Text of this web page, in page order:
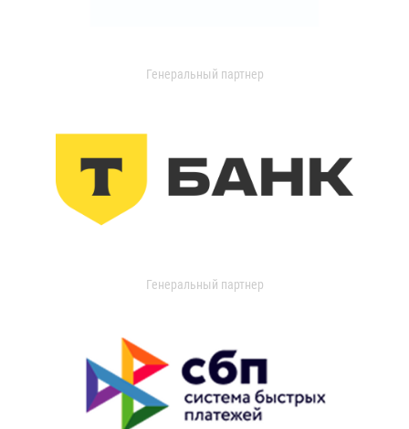
Генеральный партнер
Генеральный партнер